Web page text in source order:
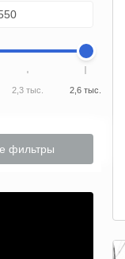
2,3 тыс. 2,6 тыс.
фильтры